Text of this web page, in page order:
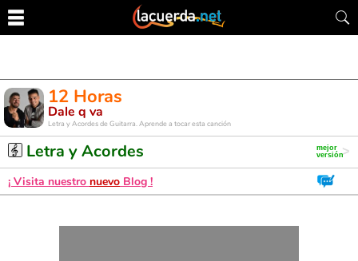
12 Horas
Dale q va
Letra y Acordes de Guitarra. Aprende a tocar esta canción
Letra y Acordes
¡ Visita nuestro nuevo Blog !